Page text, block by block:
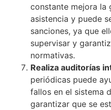
constante mejora la
asistencia y puede
sanciones, ya que
supervisar y
normativas.
Realiza auditorías
periódicas puede
fallos en el sistema
garantizar que se